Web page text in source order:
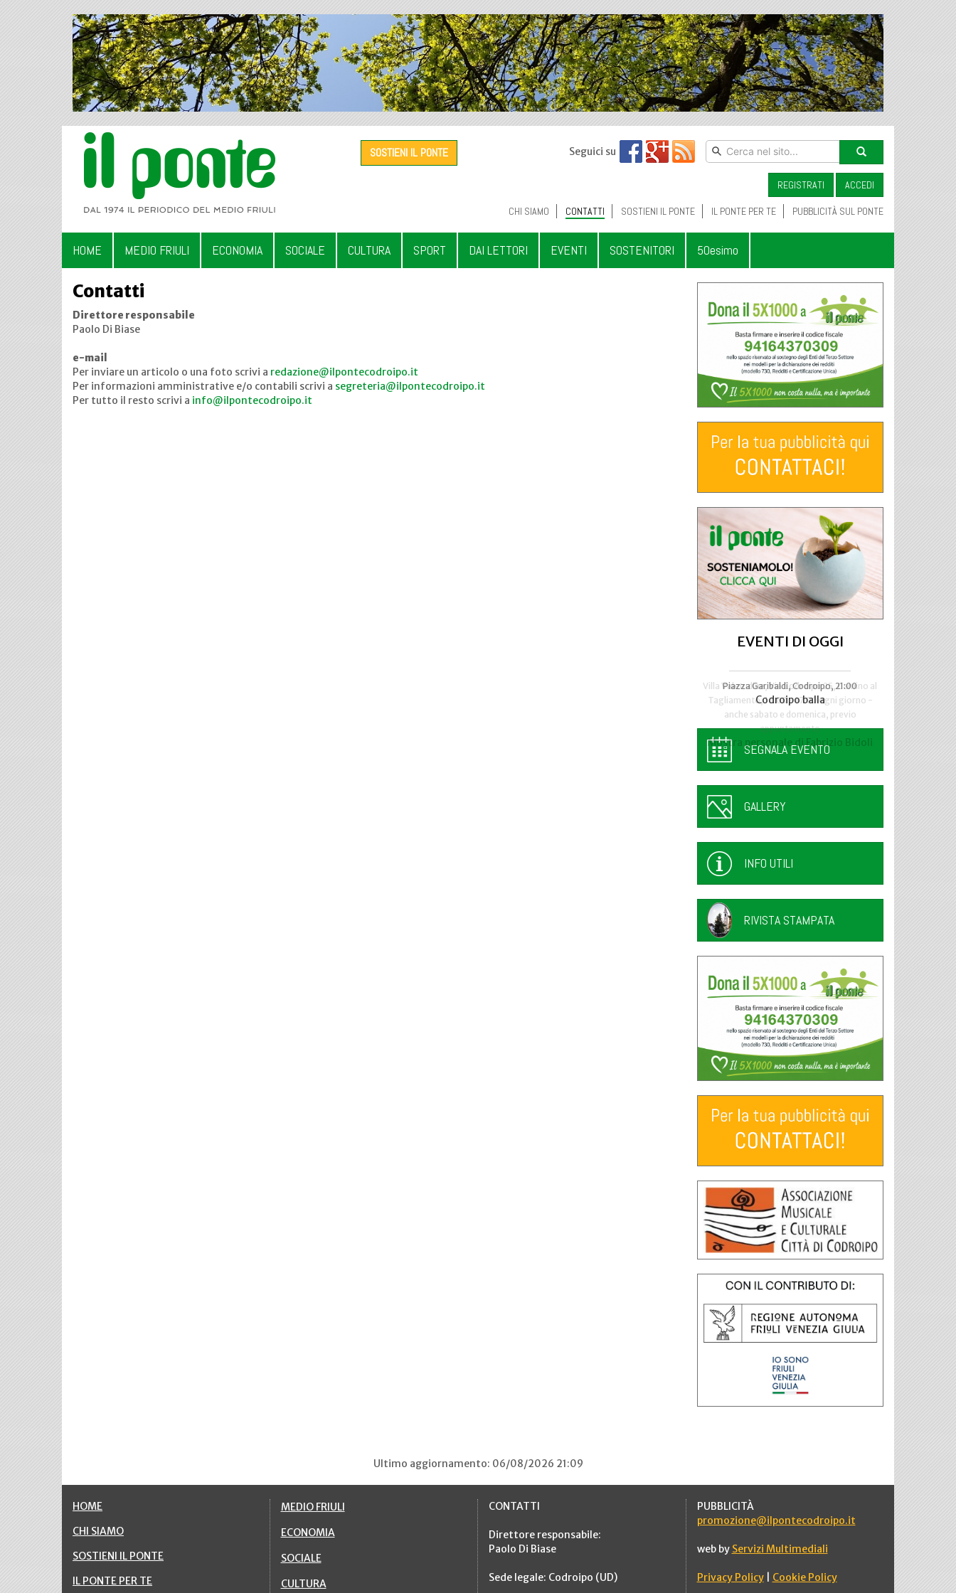
SOSTIENI IL PONTE Seguici su
REGISTRATI ACCEDI
CHI SIAMO CONTATTI SOSTIENI IL PONTE IL PONTE PER TE PUBBLICITÀ SUL PONTE
HOME MEDIO FRIULI ECONOMIA SOCIALE CULTURA SPORT DAI LETTORI EVENTI SOSTENITORI 50esimo
Contatti
Direttore responsabile
Paolo Di Biase
e-mail
Per inviare un articolo o una foto scrivi a redazione@ilpontecodroipo.it
Per informazioni amministrative e/o contabili scrivi a segreteria@ilpontecodroipo.it
Per tutto il resto scrivi a info@ilpontecodroipo.it
EVENTI DI OGGI
Villa Valetudine, Via Codroipo 25, Camino al
Tagliamento, 10.00 - 17.00 ogni giorno -
anche sabato e domenica, previo
appuntamento
Mostra personale di Fabrizio Bidoli
Piazza Garibaldi, Codroipo, 21:00
Codroipo balla
SEGNALA EVENTO
GALLERY
INFO UTILI
RIVISTA STAMPATA
Ultimo aggiornamento: 06/08/2026 21:09
HOME
CHI SIAMO
SOSTIENI IL PONTE
IL PONTE PER TE
MEDIO FRIULI
ECONOMIA
SOCIALE
CULTURA
CONTATTI
Direttore responsabile:
Paolo Di Biase
Sede legale: Codroipo (UD)
PUBBLICITÀ
promozione@ilpontecodroipo.it
web by Servizi Multimediali
Privacy Policy| Cookie Policy